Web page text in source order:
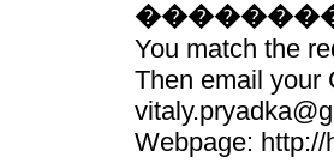
You match the
Then email your
Webpage: